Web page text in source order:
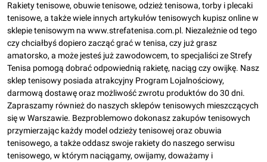
Rakiety tenisowe, obuwie tenisowe, odzież tenisowa, torby i plecaki
tenisowe, a także wiele innych artykułów tenisowych kupisz online w
sklepie tenisowym na www.strefatenisa.com.pl. Niezależnie od tego
czy chciałbyś dopiero zacząć grać w tenisa, czy już grasz
amatorsko, a może jesteś już zawodowcem, to specjaliści ze Strefy
Tenisa pomogą dobrać odpowiednią rakietę, naciąg czy owijkę. Nasz
sklep tenisowy posiada atrakcyjny Program Lojalnościowy,
darmową dostawę oraz możliwość zwrotu produktów do 30 dni.
Zapraszamy również do naszych sklepów tenisowych mieszczących
się w Warszawie. Bezproblemowo dokonasz zakupów tenisowych
przymierzając każdy model odzieży tenisowej oraz obuwia
tenisowego, a także oddasz swoje rakiety do naszego serwisu
tenisowego, w którym naciągamy, owijamy, doważamy i